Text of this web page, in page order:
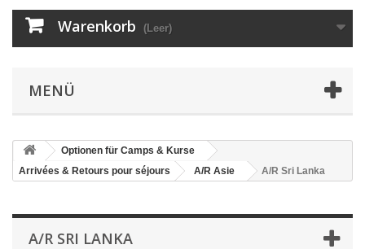
Warenkorb (Leer)
MENÜ
Optionen für Camps & Kurse
Arrivées & Retours pour séjours
A/R Asie A/R Sri Lanka
A/R SRI LANKA